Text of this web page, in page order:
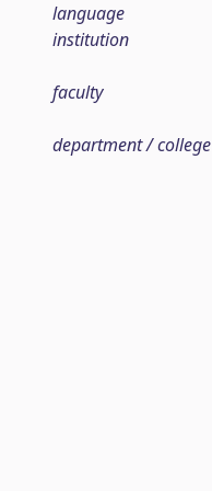
language
institution
faculty
department / college